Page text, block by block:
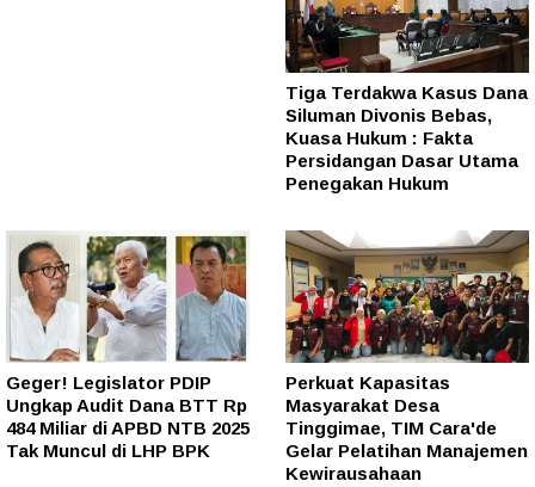
Tiga Terdakwa Kasus Dana
Siluman Divonis Bebas,
Kuasa Hukum : Fakta
Persidangan Dasar Utama
Penegakan Hukum
Geger! Legislator PDIP
Ungkap Audit Dana BTT Rp
484 Miliar di APBD NTB 2025
Tak Muncul di LHP BPK
Perkuat Kapasitas
Masyarakat Desa
Tinggimae, TIM Cara'de
Gelar Pelatihan Manajemen
Kewirausahaan